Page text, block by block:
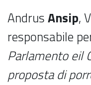
AndrusAnsip,
responsabile
Parlamento eil
proposta di